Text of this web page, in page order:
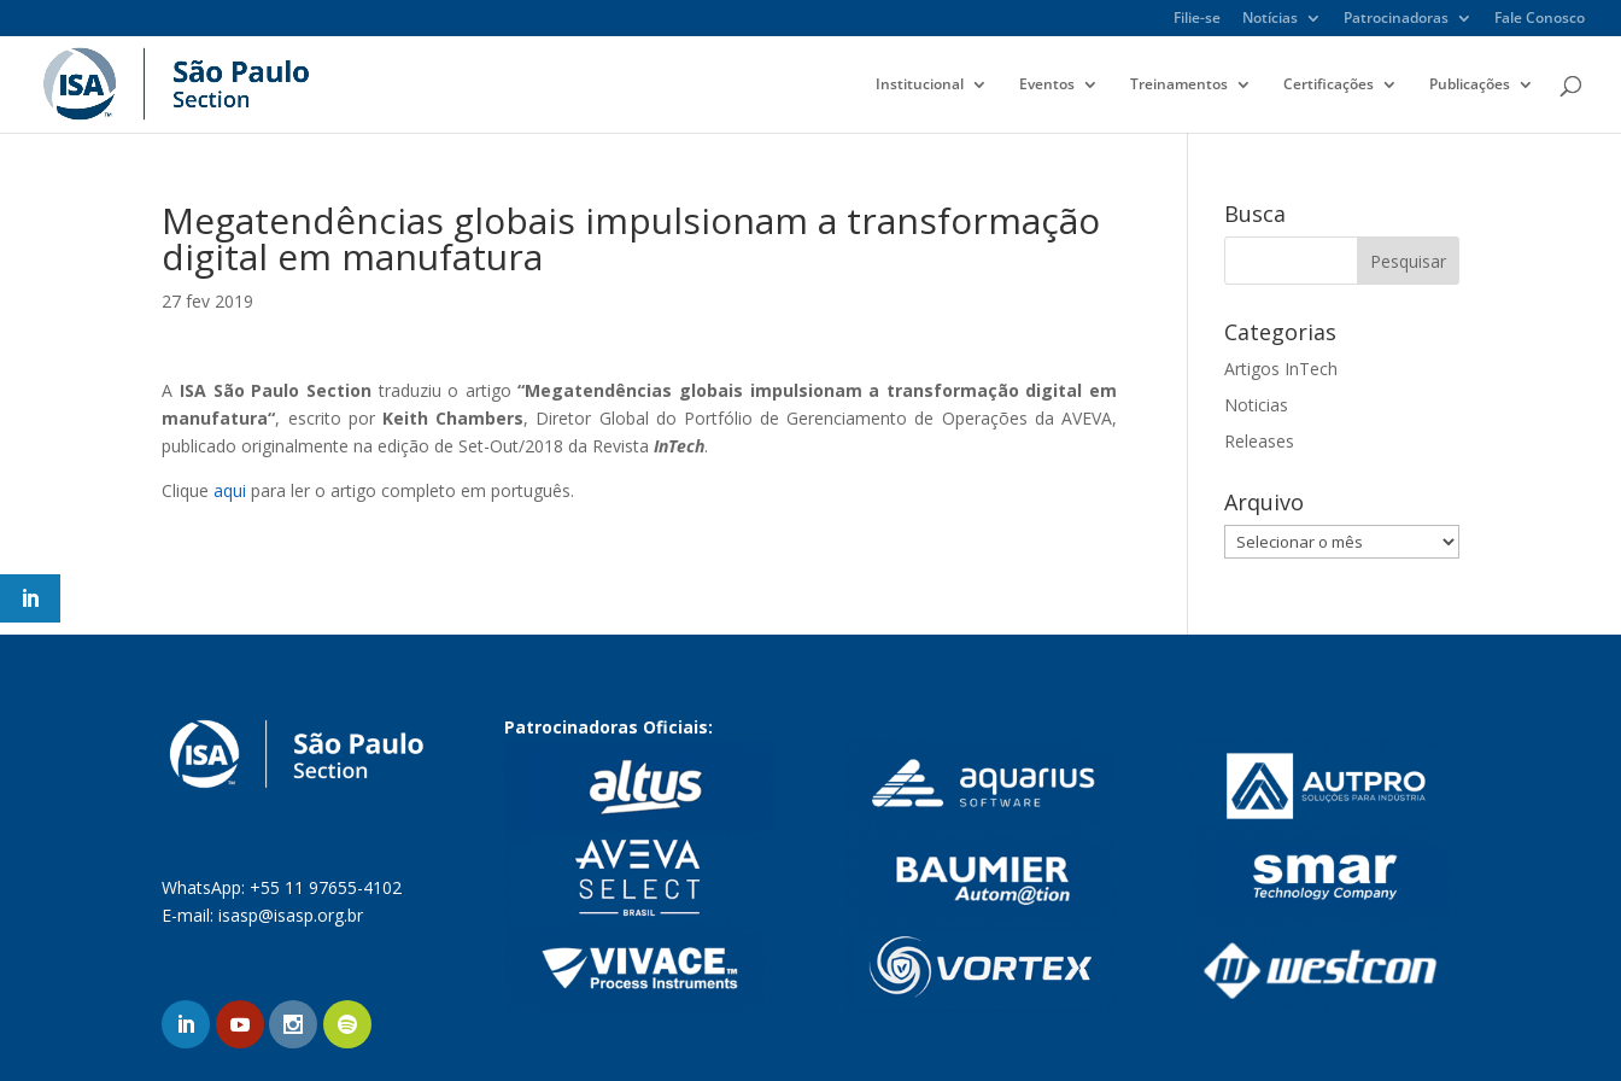
Filie-se Notícias Patrocinadoras Fale Conosco
Institucional Eventos Treinamentos Certificações Publicações
Megatendências globais impulsionam a transformação
digital em manufatura
27 fev 2019
A ISA São Paulo Sectiontraduziu o artigo“Megatendências globais impulsionam a transformação digital em
manufatura“, escrito por Keith Chambers, Diretor Global do Portfólio de Gerenciamento de Operações da AVEVA,
publicado originalmente na edição de Set-Out/2018 da RevistaInTech.
Cliqueaqui para ler o artigo completo em português.
Busca
Categorias
Artigos InTech
Noticias
Releases
Arquivo
Arquivo
WhatsApp: +55 11 97655-4102
E-mail:isasp@isasp.org.br
Patrocinadoras Oficiais: